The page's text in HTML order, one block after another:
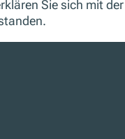
Sie sich mit